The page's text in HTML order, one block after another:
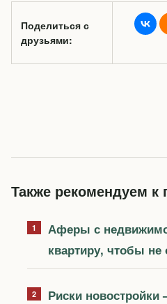
Поделиться с
друзьями:
Также рекомендуем к
Аферы с
квартиру, чтобы
Риски новостройки